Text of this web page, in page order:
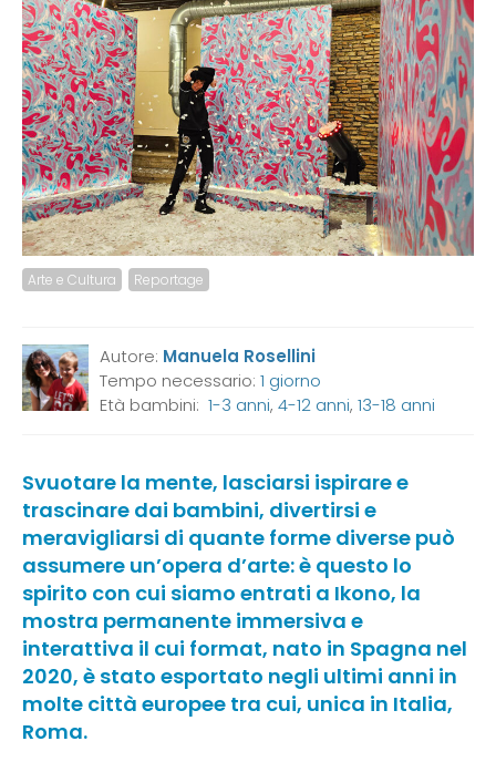
Arte e Cultura Reportage
Autore: Manuela Rosellini
Tempo necessario: 1 giorno
Età bambini: 1-3 anni, 4-12 anni, 13-18 anni
Svuotare la mente, lasciarsi ispirare e
trascinare dai bambini, divertirsi e
meravigliarsi di quante forme diverse può
assumere un’opera d’arte: è questo lo
spirito con cui siamo entrati a Ikono, la
mostra permanente immersiva e
interattiva il cui format, nato in Spagna nel
2020, è stato esportato negli ultimi anni in
molte città europee tra cui, unica in Italia,
Roma.